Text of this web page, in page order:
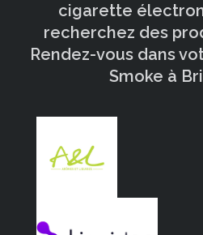
cigarette
recherchez des
Rendez-vous dans
Smoke à